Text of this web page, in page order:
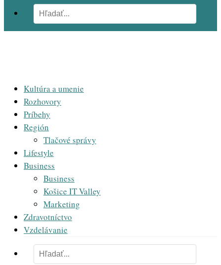
Kultúra a umenie
Rozhovory
Príbehy
Región
Tlačové správy
Lifestyle
Business
Business
Košice IT Valley
Marketing
Zdravotníctvo
Vzdelávanie